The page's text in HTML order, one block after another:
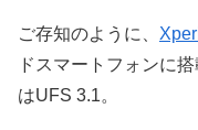
ご存知のように、
ドスマートフォンに
はUFS 3.1。